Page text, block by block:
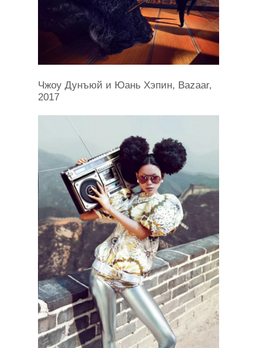
Чжоу Дунъюй и Юань Хэпин, Bazaar,
2017